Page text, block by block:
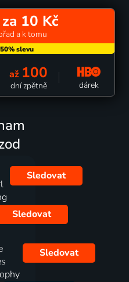
10 Kč
a k tomu
až 100
dní zpětně dárek
Sledovat
Sledovat
Sledovat